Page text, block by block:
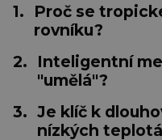
1.
Proč se
rovníku?
2.
Inteligentní
"umělá"?
3. Je klíč k
nízkých